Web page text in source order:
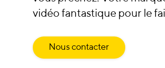
vidéo fantastique pour le
Nous contacter